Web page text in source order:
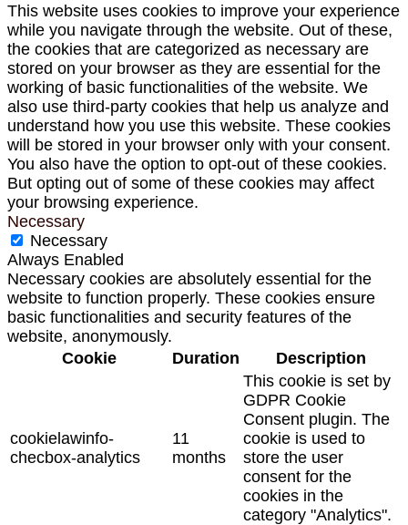
This website uses cookies to improve your experience
while you navigate through the website. Out of these,
the cookies that are categorized as necessary are
stored on your browser as they are essential for the
working of basic functionalities of the website. We
also use third-party cookies that help us analyze and
understand how you use this website. These cookies
will be stored in your browser only with your consent.
You also have the option to opt-out of these cookies.
But opting out of some of these cookies may affect
your browsing experience.
Necessary
Necessary
Always Enabled
Necessary cookies are absolutely essential for the
website to function properly. These cookies ensure
basic functionalities and security features of the
website, anonymously.
Cookie
Duration Description
cookielawinfo-
checbox-analytics
11
months
This cookie is set by
GDPR Cookie
Consent plugin. The
cookie is used to
store the user
consent for the
cookies in the
category "Analytics".